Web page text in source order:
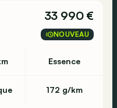
33 990 €
NOUVEAU
Essence
172 g/km